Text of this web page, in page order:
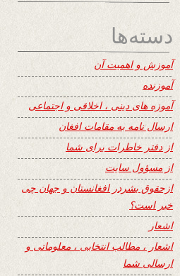
دسته‌ها
آموزش و اهمیت آن
آموزنده
آموزه های دینی ، اخلاقی و اجتماعی
ارسال نامه به مقامات افغان
از دفتر خاطرات برای شما
از مسؤول سایت
ازحقوق بشردر افغانستان و جهان چی
خبر است؟
اشعار
اشعار ، مطالب انتخابی ، معلوماتی و
ارسالی شما